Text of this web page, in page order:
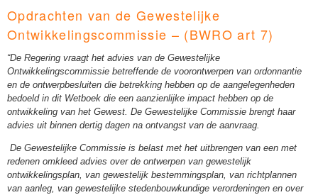
Opdrachten van de Gewestelijke
Ontwikkelingscommissie – (BWRO art 7)
“De Regering vraagt het advies van de Gewestelijke
Ontwikkelingscommissie betreffende de voorontwerpen van ordonnantie
en de ontwerpbesluiten die betrekking hebben op de aangelegenheden
bedoeld in dit Wetboek die een aanzienlijke impact hebben op de
ontwikkeling van het Gewest. De Gewestelijke Commissie brengt haar
advies uit binnen dertig dagen na ontvangst van de aanvraag.
De Gewestelijke Commissie is belast met het uitbrengen van een met
redenen omkleed advies over de ontwerpen van gewestelijk
ontwikkelingsplan, van gewestelijk bestemmingsplan, van richtplannen
van aanleg, van gewestelijke stedenbouwkundige verordeningen en over